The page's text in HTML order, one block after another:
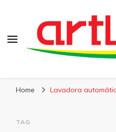
Home Lavadora
TAG